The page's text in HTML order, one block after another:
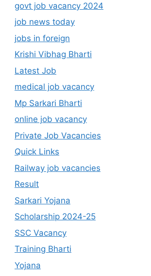
govt job vacancy 2024
job news today
jobs in foreign
Krishi Vibhag Bharti
Latest Job
medical job vacancy
Mp Sarkari Bharti
online job vacancy
Private Job Vacancies
Quick Links
Railway job vacancies
Result
Sarkari Yojana
Scholarship 2024-25
SSC Vacancy
Training Bharti
Yojana